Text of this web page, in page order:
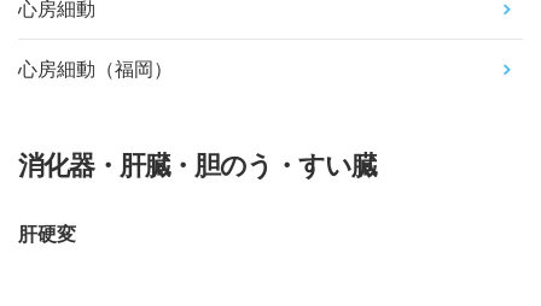
心房細動
心房細動（福岡）
消化器・肝臓・胆のう・すい臓
肝硬変